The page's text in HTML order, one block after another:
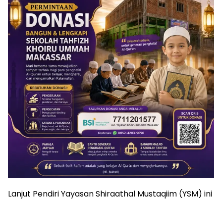
Lanjut Pendiri Yayasan Shiraathal Mustaqiim (YSM) ini